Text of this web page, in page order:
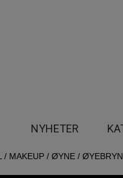
NYHETER
/ MAKEUP / ØYNE / ØYEBRYN